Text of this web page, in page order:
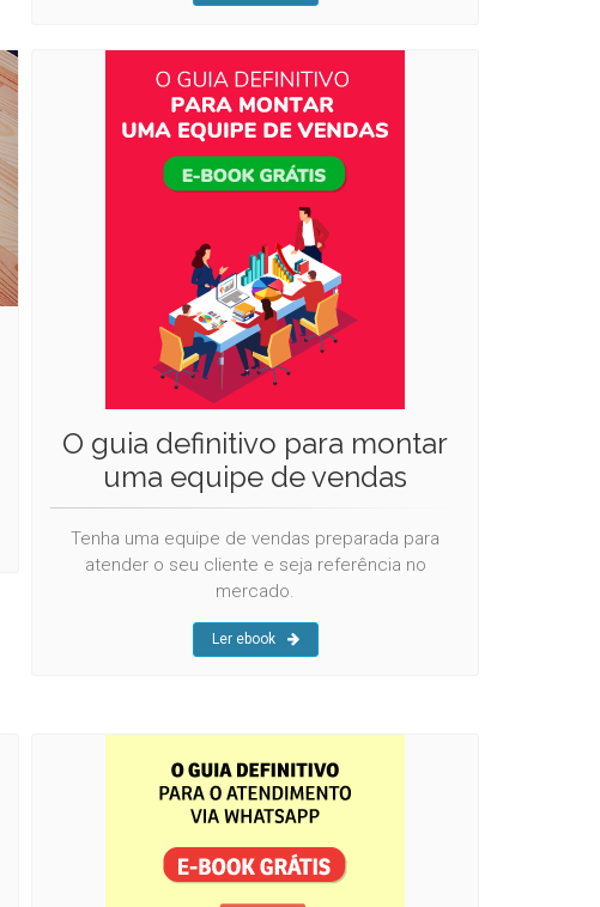
O guia definitivo para montar
uma equipe de vendas
Tenha uma equipe de vendas preparada para
atender o seu cliente e seja referência no
mercado.
Ler ebook